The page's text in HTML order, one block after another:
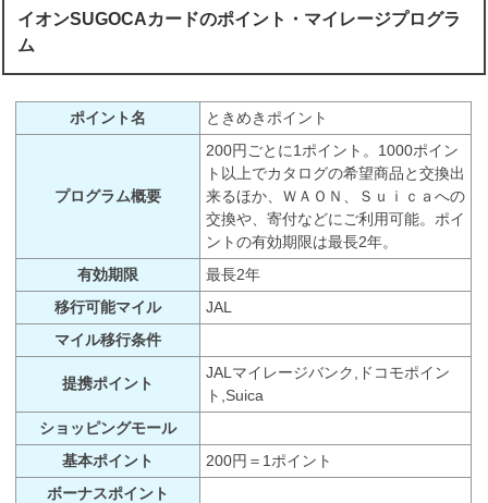
イオンSUGOCAカードのポイント・マイレージプログラ
ム
ポイント名 ときめきポイント
プログラム概要
200円ごとに1ポイント。1000ポイン
ト以上でカタログの希望商品と交換出
来るほか、ＷＡＯＮ、Ｓｕｉｃａへの
交換や、寄付などにご利用可能。ポイ
ントの有効期限は最長2年。
有効期限
最長2年
移行可能マイル
JAL
マイル移行条件
提携ポイント
JALマイレージバンク,ドコモポイン
ト,Suica
ショッピングモール
基本ポイント
200円＝1ポイント
ボーナスポイント